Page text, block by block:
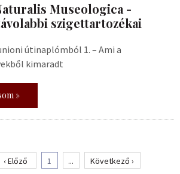
Museologica -
szigettartozékai
útinaplómból 1. – Ami a
kimaradt
»
‹ Előző 1 ... Következő ›